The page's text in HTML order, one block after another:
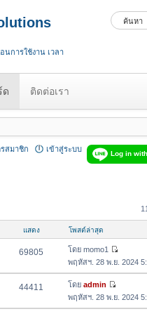
นการใช้งาน เวลา
ด ติดต่อเรา
Log in
เข้าสู่ระบบ
สมาชิก
แสดง โพสต์ล่าสุด
69805 โดย momo1
ดู
ข้
ค
ว
พฤหัสฯ. 28 พ.ย. 2024
44411 โดย admin
ดู
ข้
พฤหัสฯ. 28 พ.ย. 2024